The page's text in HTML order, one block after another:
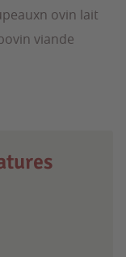
ovin lait
viande